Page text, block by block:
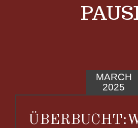
MARCH
2025